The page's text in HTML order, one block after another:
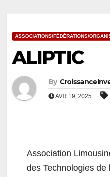
ASSOCIATIONS/FÉDÉRATIONS/
ALIPTIC
By
AVR 19, 2025
Association
des Technologies de